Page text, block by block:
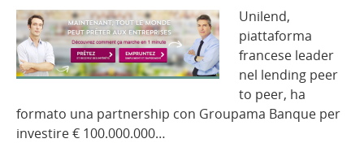
Unilend,
piattaforma
francese leader
nel lending peer
to peer, ha
formato una partnership con Groupama Banque per
investire € 100.000.000…